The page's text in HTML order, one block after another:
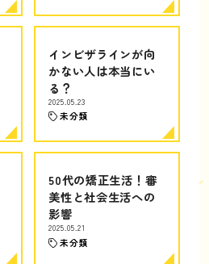
インビザラインが向
かない人は本当にい
る？
2025.05.23
未分類
50代の矯正生活！審
美性と社会生活への
影響
2025.05.21
未分類